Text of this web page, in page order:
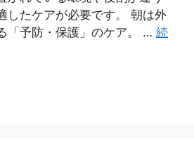
したケアが必要です。 朝は外
「予防・保護」のケア。 … 続